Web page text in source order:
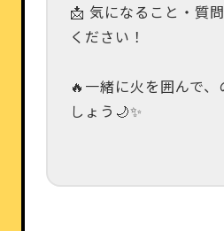
📩 気になること・質
ください！
🔥一緒に火を囲んで
しょう🌙✨